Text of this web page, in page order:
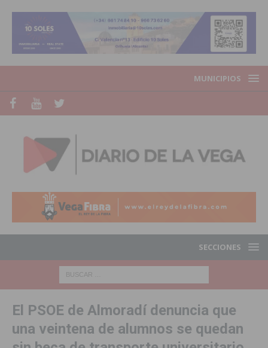
MUNICIPIOS
SECCIONES
El PSOE de Almoradí denuncia que
una veintena de alumnos se quedan